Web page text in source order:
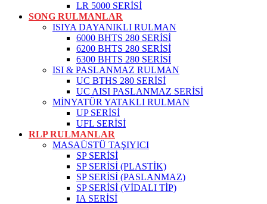
LR 5000 SERİSİ
SONG RULMANLAR
ISIYA DAYANIKLI RULMAN
6000 BHTS 280 SERİSİ
6200 BHTS 280 SERİSİ
6300 BHTS 280 SERİSİ
ISI & PASLANMAZ RULMAN
UC BTHS 280 SERİSİ
UC AISI PASLANMAZ SERİSİ
MİNYATÜR YATAKLI RULMAN
UP SERİSİ
UFL SERİSİ
RLP RULMANLAR
MASAÜSTÜ TAŞIYICI
SP SERİSİ
SP SERİSİ (PLASTİK)
SP SERİSİ (PASLANMAZ)
SP SERİSİ (VİDALI TİP)
IA SERİSİ